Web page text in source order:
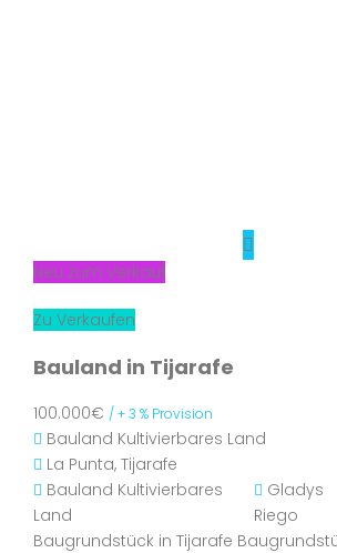
Neu zum Verkauf
Zu Verkaufen
Bauland in Tijarafe
100.000€ / + 3 % Provision
Bauland Kultivierbares Land
La Punta, Tijarafe
Bauland Kultivierbares
Land
Gladys
Riego
Baugrundstück in Tijarafe